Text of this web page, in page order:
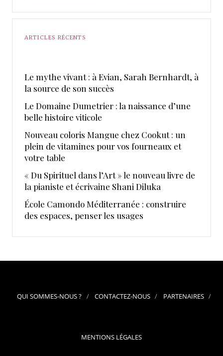
ARTICLES RÉCENTS
Le mythe vivant : à Evian, Sarah Bernhardt, à
la source de son succès
Le Domaine Dumetrier : la naissance d’une
belle histoire viticole
Nouveau coloris Mangue chez Cookut : un
plein de vitamines pour vos fourneaux et
votre table
« Du Spirituel dans l’Art » le nouveau livre de
la pianiste et écrivaine Shani Diluka
École Camondo Méditerranée : construire
des espaces, penser les usages
QUI SOMMES-NOUS ? CONTACTEZ-NOUS PARTENAIRES
MENTIONS LÉGALES